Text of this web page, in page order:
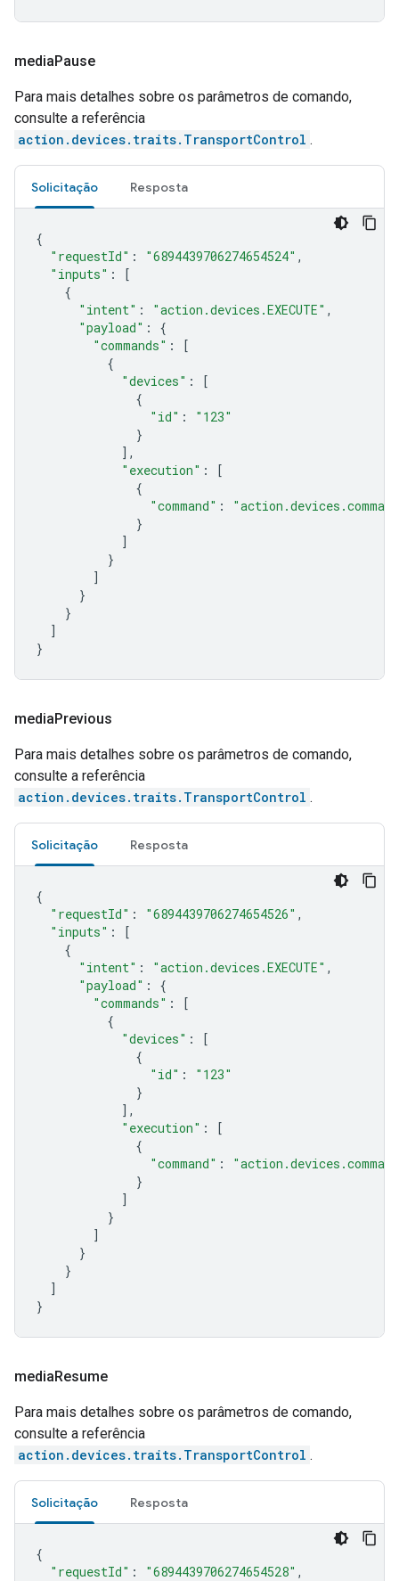
mediaPause
Para mais detalhes sobre os parâmetros de comando,
consulte a referência
action.devices.traits.TransportControl .
Solicitação Resposta
{
"requestId" : "6894439706274654524" ,
"inputs" :
[
{
"intent" : "action.devices.EXECUTE" ,
"payload" :
{
"commands" :
[
{
"devices" :
[
{
"id" :
"123"
}
],
"execution" :
[
{
"command" :
}
]
}
]
}
}
]
}
mediaPrevious
Para mais detalhes sobre os parâmetros de comando,
consulte a referência
action.devices.traits.TransportControl .
Solicitação Resposta
{
"requestId" : "6894439706274654526" ,
"inputs" :
[
{
"intent" : "action.devices.EXECUTE" ,
"payload" :
{
"commands" :
[
{
"devices" :
[
{
"id" :
"123"
}
],
"execution" :
[
{
"command" :
}
]
}
]
}
}
]
}
mediaResume
Para mais detalhes sobre os parâmetros de comando,
consulte a referência
action.devices.traits.TransportControl .
Solicitação Resposta
{
"requestId" : "6894439706274654528" ,